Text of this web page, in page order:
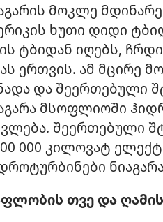
მოკლე
ხუთი დიდი
ტბიდან იღებს,
ერთვის. ამ მცირე
და შეერთებული
მსოფლიოში
შეერთებული
000 კილოვატ
თვე და ღამის